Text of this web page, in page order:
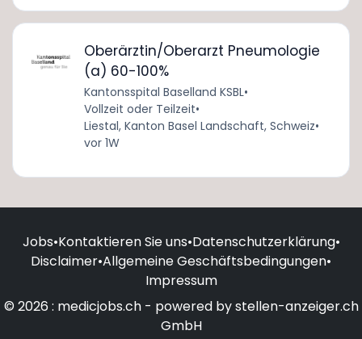
Oberärztin/Oberarzt Pneumologie
(a) 60-100%
Kantonsspital Baselland KSBL•
Vollzeit oder Teilzeit•
Liestal, Kanton Basel Landschaft, Schweiz•
vor 1W
Jobs•Kontaktieren Sie uns•Datenschutzerklärung•
Disclaimer•Allgemeine Geschäftsbedingungen•
Impressum
© 2026 : medicjobs.ch - powered by stellen-anzeiger.ch
GmbH